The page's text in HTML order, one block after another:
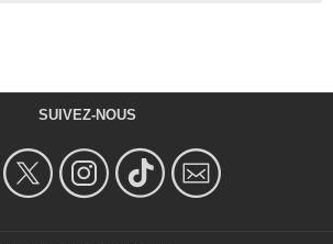
SUIVEZ-NOUS